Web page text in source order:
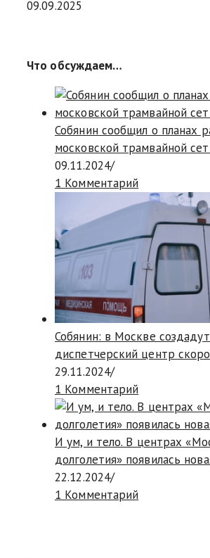
09.09.2025
Что обсуждаем…
Собянин сообщил о планах
московской трамвайной
09.11.2024/
1 Комментарий
Собянин: в Москве
диспетчерский центр
29.11.2024/
1 Комментарий
И ум, и тело. В центрах
долголетия» появилась
22.12.2024/
1 Комментарий